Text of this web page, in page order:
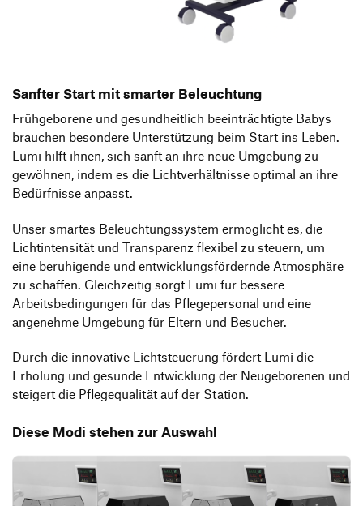
Sanfter Start mit smarter Beleuchtung
Frühgeborene und gesundheitlich beeinträchtigte Babys
brauchen besondere Unterstützung beim Start ins Leben.
Lumi hilft ihnen, sich sanft an ihre neue Umgebung zu
gewöhnen, indem es die Lichtverhältnisse optimal an ihre
Bedürfnisse anpasst.
Unser smartes Beleuchtungssystem ermöglicht es, die
Lichtintensität und Transparenz flexibel zu steuern, um
eine beruhigende und entwicklungsfördernde Atmosphäre
zu schaffen. Gleichzeitig sorgt Lumi für bessere
Arbeitsbedingungen für das Pflegepersonal und eine
angenehme Umgebung für Eltern und Besucher.
Durch die innovative Lichtsteuerung fördert Lumi die
Erholung und gesunde Entwicklung der Neugeborenen und
steigert die Pflegequalität auf der Station.
Diese Modi stehen zur Auswahl